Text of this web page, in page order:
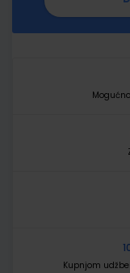
Kupnjom